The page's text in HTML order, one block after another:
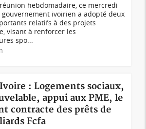
hebdomadaire, ce mercredi
gouvernement ivoirien a adopté deux
relatifs à des projets
visant à renforcer les
spo...
: Logements sociaux,
appui aux PME, le
contracte des prêts de
Fcfa